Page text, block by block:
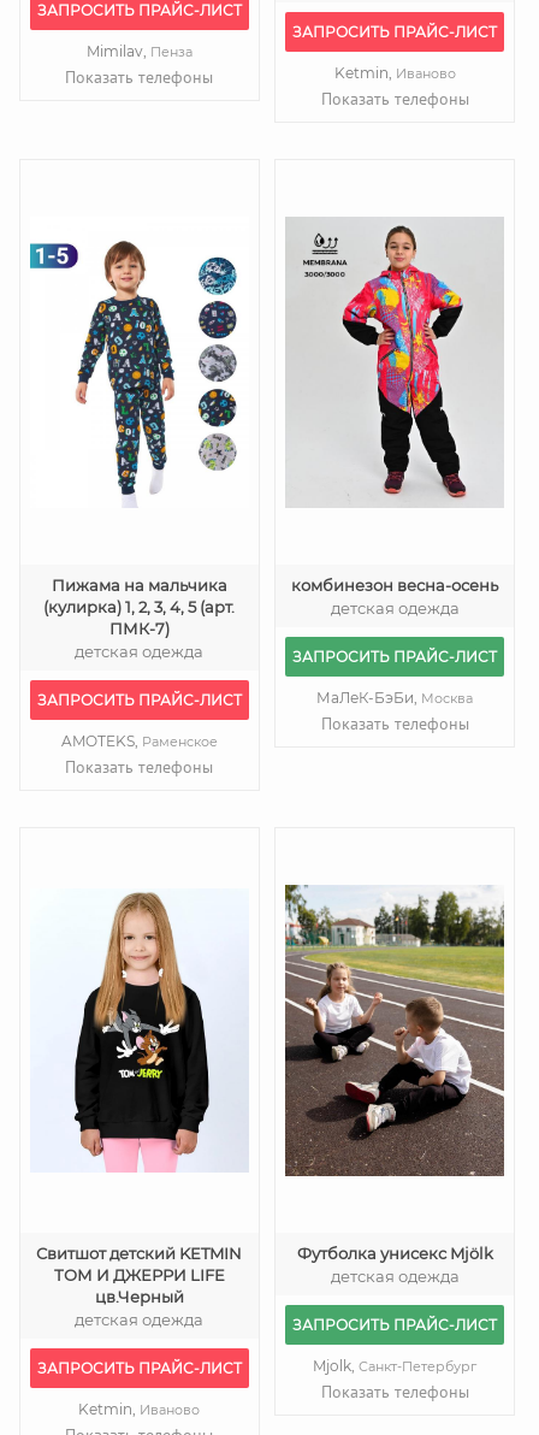
ЗАПРОСИТЬ ПРАЙС-ЛИСТ
Mimilav, Пенза
Показать телефоны
ЗАПРОСИТЬ ПРАЙС-ЛИСТ
Ketmin, Иваново
Показать телефоны
Пижама на мальчика
(кулирка) 1, 2, 3, 4, 5 (арт.
ПМК-7)
детская одежда
ЗАПРОСИТЬ ПРАЙС-ЛИСТ
AMOTEKS, Раменское
Показать телефоны
комбинезон весна-осень
детская одежда
ЗАПРОСИТЬ ПРАЙС-ЛИСТ
МаЛеК-БэБи, Москва
Показать телефоны
Свитшот детский KETMIN
ТОМ И ДЖЕРРИ LIFE
цв.Черный
детская одежда
ЗАПРОСИТЬ ПРАЙС-ЛИСТ
Ketmin, Иваново
Футболка унисекс Mjölk
детская одежда
ЗАПРОСИТЬ ПРАЙС-ЛИСТ
Mjolk,Санкт-Петербург
Показать телефоны